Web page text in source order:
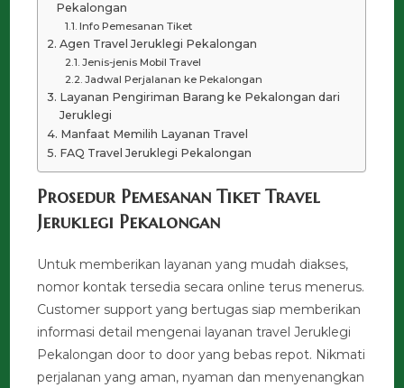
Pekalongan
Info Pemesanan Tiket
Agen Travel Jeruklegi Pekalongan
Jenis-jenis Mobil Travel
Jadwal Perjalanan ke Pekalongan
Layanan Pengiriman Barang ke Pekalongan dari
Jeruklegi
Manfaat Memilih Layanan Travel
FAQ Travel Jeruklegi Pekalongan
Prosedur Pemesanan Tiket Travel
Jeruklegi Pekalongan
Untuk memberikan layanan yang mudah diakses,
nomor kontak tersedia secara online terus menerus.
Customer support yang bertugas siap memberikan
informasi detail mengenai layanan travel Jeruklegi
Pekalongan door to door yang bebas repot. Nikmati
perjalanan yang aman, nyaman dan menyenangkan